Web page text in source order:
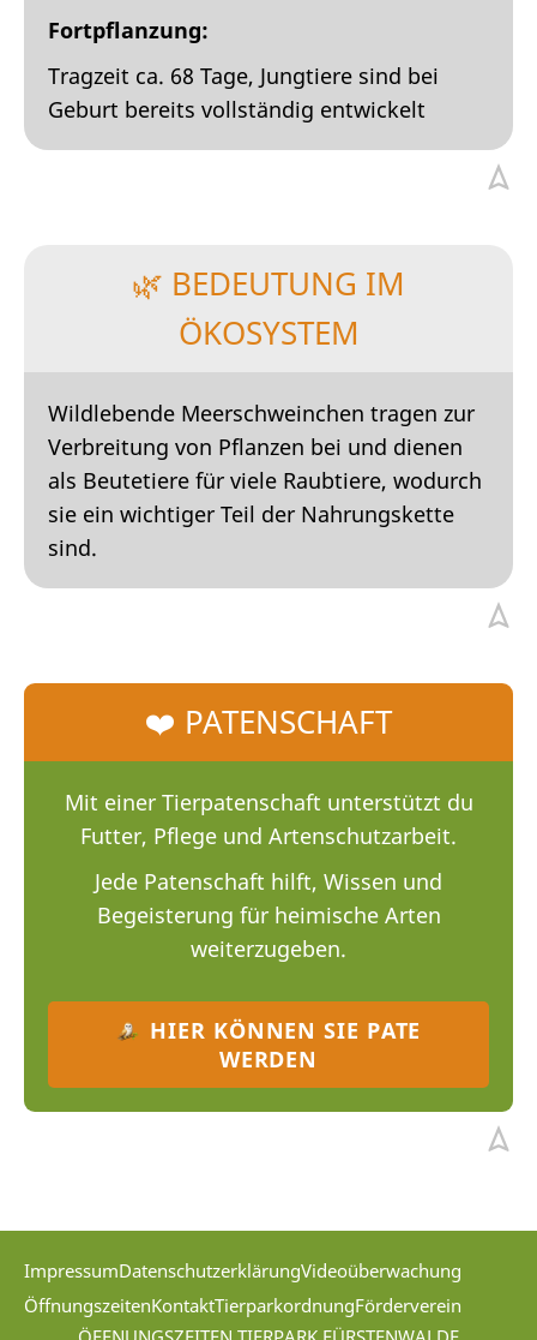
Fortpflanzung:
Tragzeit ca. 68 Tage, Jungtiere sind bei
Geburt bereits vollständig entwickelt
🌿 BEDEUTUNG IM
ÖKOSYSTEM
Wildlebende Meerschweinchen tragen zur
Verbreitung von Pflanzen bei und dienen
als Beutetiere für viele Raubtiere, wodurch
sie ein wichtiger Teil der Nahrungskette
sind.
❤️ PATENSCHAFT
Mit einer Tierpatenschaft unterstützt du
Futter, Pflege und Artenschutzarbeit.
Jede Patenschaft hilft, Wissen und
Begeisterung für heimische Arten
weiterzugeben.
HIER KÖNNEN SIE PATE
WERDEN
ImpressumDatenschutzerklärungVideoüberwachung
ÖffnungszeitenKontaktTierparkordnungFörderverein